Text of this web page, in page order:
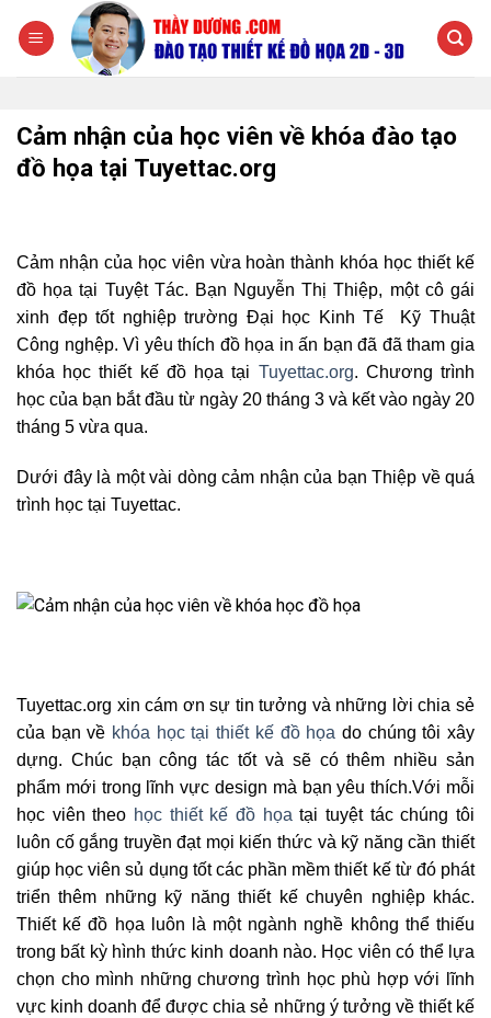
đến
Cảm nhận của học viên về khóa đào tạo
đồ họa tại Tuyettac.org
Cảm nhận của học viên vừa hoàn thành khóa học thiết kế
đồ họa tại Tuyệt Tác. Bạn Nguyễn Thị Thiệp, một cô gái
xinh đẹp tốt nghiệp trường Đại học Kinh Tế Kỹ Thuật
Công nghệp. Vì yêu thích đồ họa in ấn bạn đã đã tham gia
khóa học thiết kế đồ họa tại Tuyettac.org. Chương trình
học của bạn bắt đầu từ ngày 20 tháng 3 và kết vào ngày 20
tháng 5 vừa qua.
Dưới đây là một vài dòng cảm nhận của bạn Thiệp về quá
trình học tại Tuyettac.
Tuyettac.org xin cám ơn sự tin tưởng và những lời chia sẻ
của bạn về khóa học tại thiết kế đồ họa do chúng tôi xây
dựng. Chúc bạn công tác tốt và sẽ có thêm nhiều sản
phẩm mới trong lĩnh vực design mà bạn yêu thích.Với mỗi
học viên theo học thiết kế đồ họa tại tuyệt tác chúng tôi
luôn cố gắng truyền đạt mọi kiến thức và kỹ năng cần thiết
giúp học viên sủ dụng tốt các phần mềm thiết kế từ đó phát
triển thêm những kỹ năng thiết kế chuyên nghiệp khác.
Thiết kế đồ họa luôn là một ngành nghề không thể thiếu
trong bất kỳ hình thức kinh doanh nào. Học viên có thể lựa
chọn cho mình những chương trình học phù hợp với lĩnh
vực kinh doanh để được chia sẻ những ý tưởng về thiết kế